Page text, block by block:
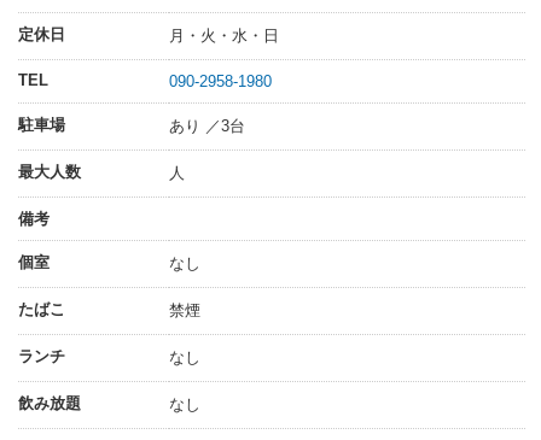
定休日 月・火・水・日
TEL 090-2958-1980
駐車場 あり ／3台
最大人数 人
備考
個室 なし
たばこ 禁煙
ランチ なし
飲み放題 なし